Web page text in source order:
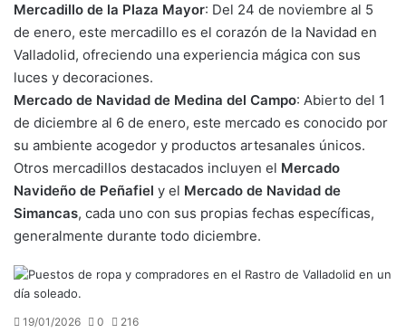
Mercadillo de la Plaza Mayor: Del 24 de noviembre al 5
de enero, este mercadillo es el corazón de la Navidad en
Valladolid, ofreciendo una experiencia mágica con sus
luces y decoraciones.
Mercado de Navidad de Medina del Campo: Abierto del 1
de diciembre al 6 de enero, este mercado es conocido por
su ambiente acogedor y productos artesanales únicos.
Otros mercadillos destacados incluyen el Mercado
Navideño de Peñafiel y el Mercado de Navidad de
Simancas, cada uno con sus propias fechas específicas,
generalmente durante todo diciembre.
19/01/2026 0 216